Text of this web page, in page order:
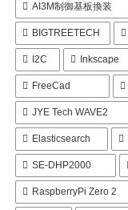
AI3M制御基板換装
BIGTREETECH
I2C Inkscape
FreeCad
JYE Tech WAVE2
Elasticsearch
SE-DHP2000
RaspberryPi Zero 2